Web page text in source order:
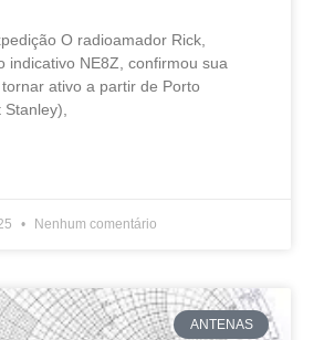
O radioamador Rick,
indicativo NE8Z, confirmou sua
ativo a partir de Porto
Nenhum comentário
ANTENAS